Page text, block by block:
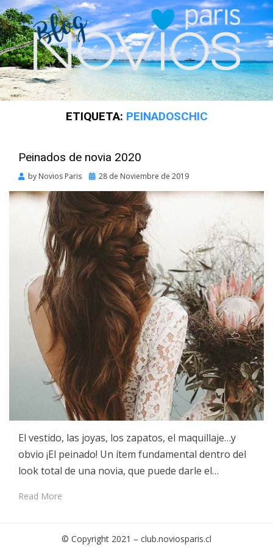
ETIQUETA: PEINADOSCHIC
Peinados de novia 2020
by Novios Paris
Posted
28 de Noviembre de 2019
El vestido, las joyas, los zapatos, el maquillaje…y
obvio ¡El peinado! Un ítem fundamental dentro del
look total de una novia, que puede darle el…
Read More
© Copyright 2021 – club.noviosparis.cl